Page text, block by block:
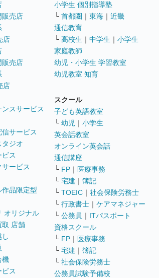
販売店
店
販売店
店
スサービス
サービス
タジオ
ス
ービス
作品限定型
オリジナル
取 店舗
機
ス
小学生 個別指導塾
└ 首都圏 ｜ 東海 ｜ 近畿
通信教育
└ 高校生 ｜ 中学生 ｜ 小学生
家庭教師
幼児・小学生 学習教室
幼児教室 知育
スクール
子ども英語教室
└ 幼児 ｜ 小学生
英会話教室
オンライン英会話
通信講座
└ FP ｜ 医療事務
└ 宅建 ｜ 簿記
└ TOEIC ｜ 社会保険労務士
└ 行政書士 ｜ ケアマネジャー
└ 公務員 ｜ ITパスポート
資格スクール
└ FP ｜ 医療事務
└ 宅建 ｜ 簿記
└ 社会保険労務士
公務員試験予備校